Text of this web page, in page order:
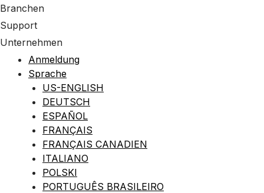
Branchen
Support
Unternehmen
Anmeldung
Sprache
US-ENGLISH
DEUTSCH
ESPAÑOL
FRANÇAIS
FRANÇAIS CANADIEN
ITALIANO
POLSKI
PORTUGUÊS BRASILEIRO